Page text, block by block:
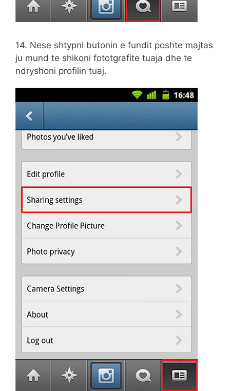
14. Nese shtypni butonin e fundit poshte majtas
ju mund te shikoni fototgrafite tuaja dhe te
ndryshoni profilin tuaj.